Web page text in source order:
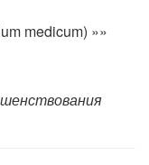
medicum) »»